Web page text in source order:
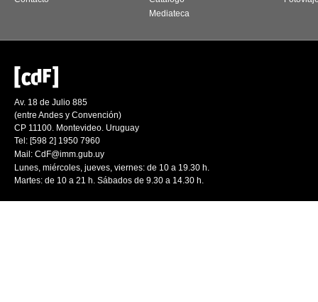
Mediateca
Av. 18 de Julio 885
(entre Andes y Convención)
CP 11100. Montevideo. Uruguay
Tel: [598 2] 1950 7960
Mail: CdF@imm.gub.uy
Lunes, miércoles, jueves, viernes: de 10 a 19.30 h.
Martes: de 10 a 21 h. Sábados de 9.30 a 14.30 h.